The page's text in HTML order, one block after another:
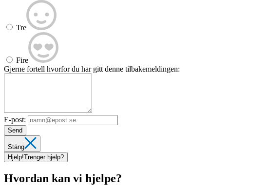
Tre
Fire
Gjerne fortell hvorfor du har gitt denne tilbakemeldingen:
E-post:
Send
Stäng
Hjelp!Trenger hjelp?
Hvordan kan vi hjelpe?